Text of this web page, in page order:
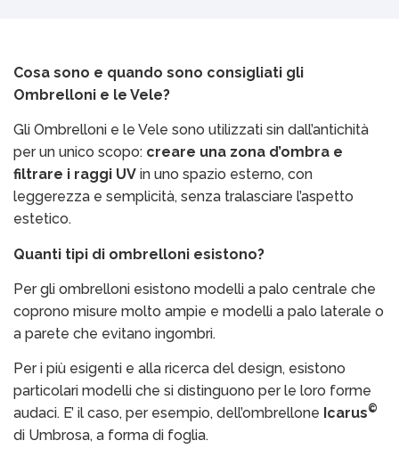
Cosa sono e quando sono consigliati gli
Ombrelloni e le Vele?
Gli Ombrelloni e le Vele sono utilizzati sin dall’antichità
per un unico scopo: creare una zona d’ombra e
filtrare i raggi UV in uno spazio esterno, con
leggerezza e semplicità, senza tralasciare l’aspetto
estetico.
Quanti tipi di ombrelloni esistono?
Per gli ombrelloni esistono modelli a palo centrale che
coprono misure molto ampie e modelli a palo laterale o
a parete che evitano ingombri.
Per i più esigenti e alla ricerca del design, esistono
particolari modelli che si distinguono per le loro forme
audaci. E’ il caso, per esempio, dell’ombrellone Icarus©
di Umbrosa, a forma di foglia.